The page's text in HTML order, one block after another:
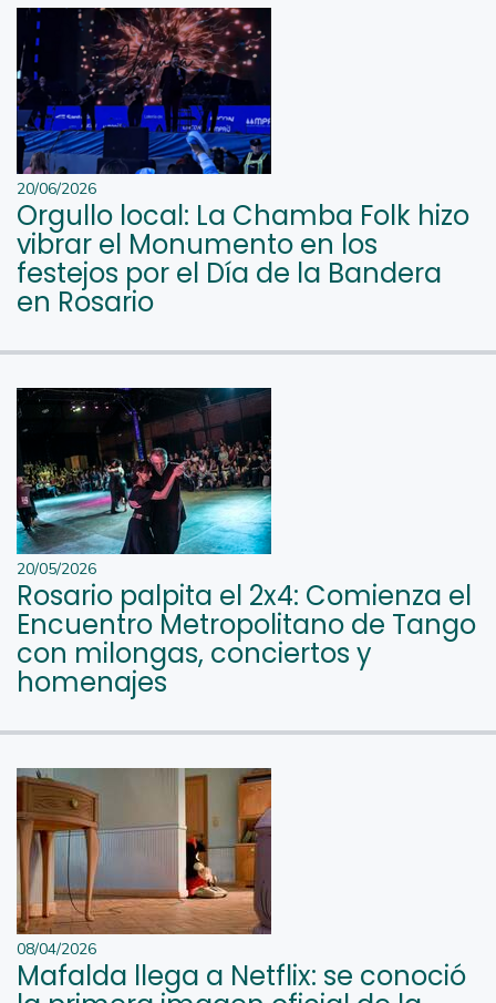
20/06/2026
Orgullo local: La Chamba Folk hizo
vibrar el Monumento en los
festejos por el Día de la Bandera
en Rosario
20/05/2026
Rosario palpita el 2x4: Comienza el
Encuentro Metropolitano de Tango
con milongas, conciertos y
homenajes
08/04/2026
Mafalda llega a Netflix: se conoció